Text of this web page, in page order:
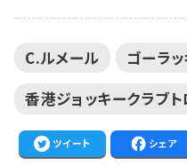
C.ルメール ゴーラ
香港ジョッキークラブト
ツイート シェア